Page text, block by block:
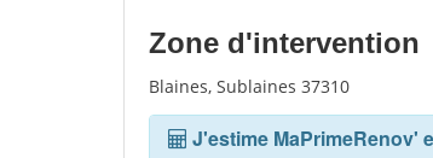
Zone d'intervention
Blaines, Sublaines 37310